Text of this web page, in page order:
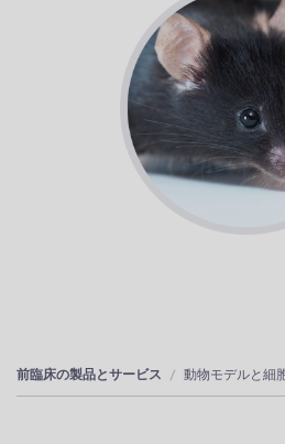
前臨床の製品とサービス 動物モデルと細